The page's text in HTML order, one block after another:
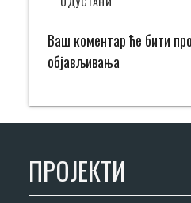
Ваш коментар ће бити
објављивања
ПРОЈЕКТИ